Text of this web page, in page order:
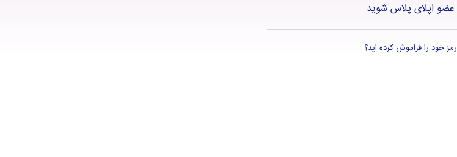
عضو اپلای پلاس شوید
رمز خود را فراموش کرده اید؟